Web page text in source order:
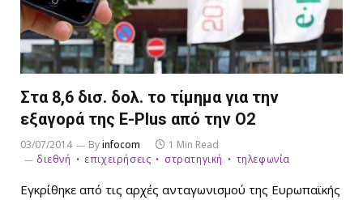
Στα 8,6 δισ. δολ. το τίμημα για την
εξαγορά της E-Plus από την O2
03/07/2014 Byinfocom
1 Min Read
διεθνή
επιχειρήσεις στρατηγική τηλεφωνία
Εγκρίθηκε από τις αρχές ανταγωνισμού της Ευρωπαϊκής